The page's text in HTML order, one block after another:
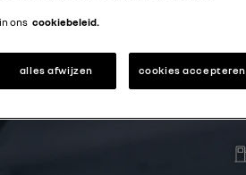
ons cookiebeleid.
alles afwijzen cookies accepteren